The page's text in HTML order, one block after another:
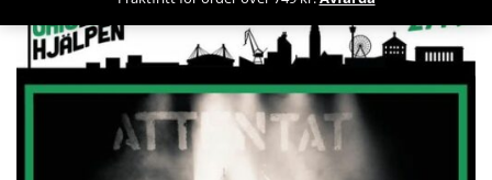
NYHETER